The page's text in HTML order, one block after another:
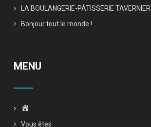
LA BOULANGERIE-PÂTISSERIE TAVERNIER
Bonjour tout le monde !
MENU
Vous êtes